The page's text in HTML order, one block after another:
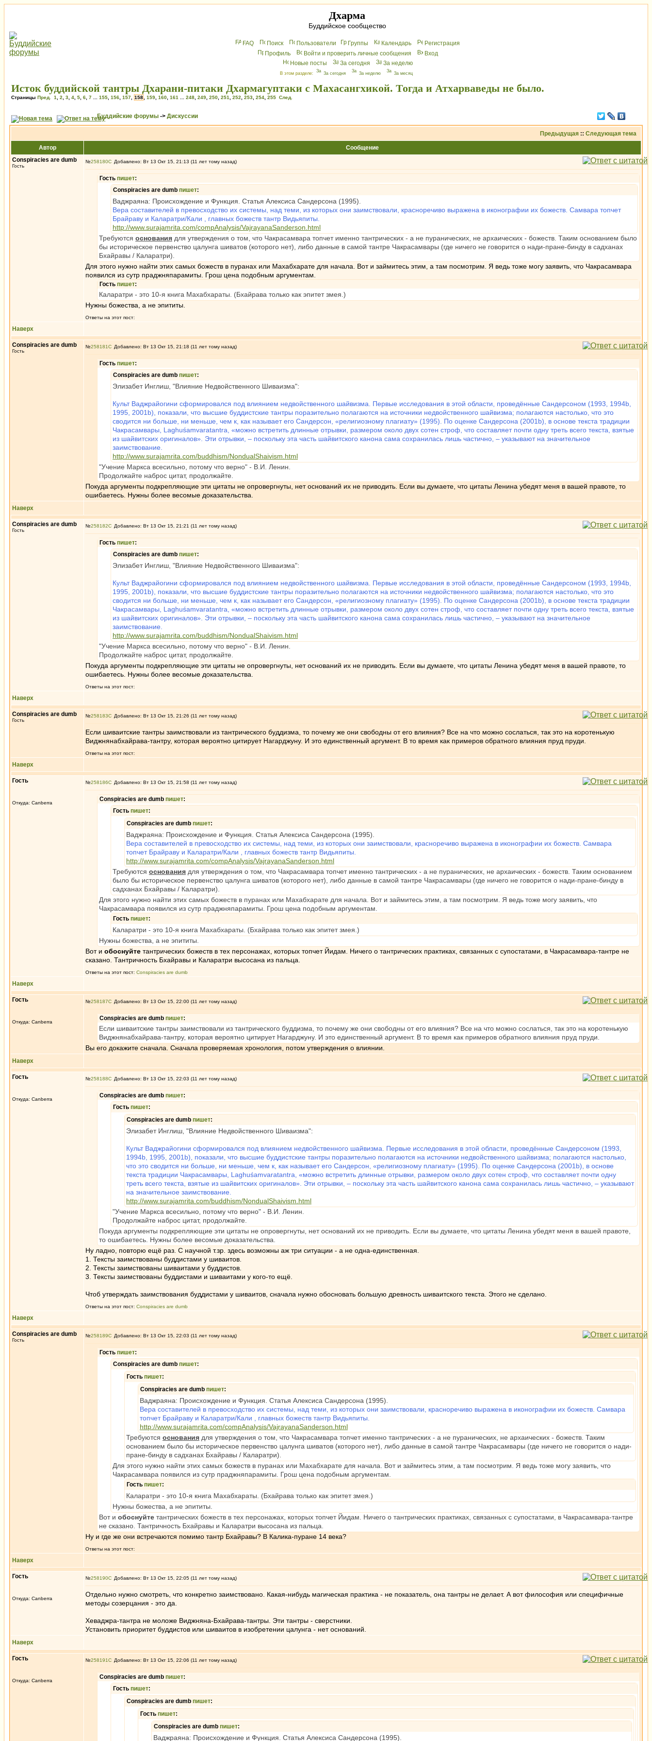
Дхарма
Буддийское сообщество
FAQ Поиск Пользователи Группы Календарь
Peгиcтрaция
Профиль
Войти и проверить личные сообщения
Вхoд
Новые посты
За сегодня За неделю
В этом разделе: За сегодня За неделю За месяц
Исток буддийской тантры Дхарани-питаки Дхармагуптаки с Махасангхикой. Тогда и Атхарваведы не было.
Страницы Пред. 1 2 3 4 5 6 7 155 156 157 158 159 160 161 248 249 250 251 252 253 254 255 След.
Буддийские форумы -> Дискуссии
Предыдущая :: Следующая тема
Автор
Сообщение
Conspiracies are dumb
Гость
№258180 Добавлено: Вт 13 Окт 15, 21:13 (11 лет тому назад)
Гость пишет:
Conspiracies are dumb пишет:
Ваджраяна: Происхождение и Функция. Статья Алексиса Сандерсона (1995).
Вера составителей в превосходство их системы, над теми, из которых они заимствовали, красноречиво выражена в иконографии их божеств. Самвара топчет
Брайраву и Каларатри/Кали , главныx божеств тантр Видьяпиты.
http://www.surajamrita.com/compAnalysis/VajrayanaSanderson.html
Требуются основания для утверждения о том, что Чакрасамвара топчет именно тантрических - а не пуранических, не архаических - божеств. Таким основанием было
бы историческое первенство цалунга шиватов (которого нет), либо данные в самой тантре Чакрасамвары (где ничего не говорится о нади-пране-бинду в садханах
Бхайравы / Каларатри).
Для этого нужно найти этих самых божеств в пуранах или Махабхарате для начала. Вот и займитесь этим, а там посмотрим. Я ведь тоже могу заявить, что Чакрасамвара
появился из сутр праджняпарамиты. Грош цена подобным аргументам.
Гость пишет:
Каларатри - это 10-я книга Махабхараты. (Бхайрава только как эпитет змея.)
Нужны божества, а не эпититы.
Ответы на этот пост:
Наверх
Conspiracies are dumb
Гость
№258181 Добавлено: Вт 13 Окт 15, 21:18 (11 лет тому назад)
Гость пишет:
Conspiracies are dumb пишет:
Элизабет Инглиш, "Влияние Недвойственного Шиваизма":
Культ Ваджрайогини сформировался под влиянием недвойственного шайвизма. Первые исследования в этой области, проведённые Сандерсоном (1993, 1994b,
1995, 2001b), показали, что высшие буддистские тантры поразительно полагаются на источники недвойственного шайвизма; полагаются настолько, что это
сводится ни больше, ни меньше, чем к, как называет его Сандерсон, «религиозному плагиату» (1995). По оценке Сандерсона (2001b), в основе текста традиции
Чакрасамвары, Laghuśamvaratantra, «можно встретить длинные отрывки, размером около двух сотен строф, что составляет почти одну треть всего текста, взятые
из шайвитских оригиналов». Эти отрывки, – поскольку эта часть шайвитского канона сама сохранилась лишь частично, – указывают на значительное
заимствование.
http://www.surajamrita.com/buddhism/NondualShaivism.html
"Учение Маркса всесильно, потому что верно" - В.И. Ленин.
Продолжайте наброс цитат, продолжайте.
Покуда аргументы подкрепляющие эти цитаты не опровергнуты, нет оснований их не приводить. Если вы думаете, что цитаты Ленина убедят меня в вашей правоте, то
ошибаетесь. Нужны более весомые доказательства.
Наверх
Conspiracies are dumb
Гость
№258182 Добавлено: Вт 13 Окт 15, 21:21 (11 лет тому назад)
Гость пишет:
Conspiracies are dumb пишет:
Элизабет Инглиш, "Влияние Недвойственного Шиваизма":
Культ Ваджрайогини сформировался под влиянием недвойственного шайвизма. Первые исследования в этой области, проведённые Сандерсоном (1993, 1994b,
1995, 2001b), показали, что высшие буддистские тантры поразительно полагаются на источники недвойственного шайвизма; полагаются настолько, что это
сводится ни больше, ни меньше, чем к, как называет его Сандерсон, «религиозному плагиату» (1995). По оценке Сандерсона (2001b), в основе текста традиции
Чакрасамвары, Laghuśamvaratantra, «можно встретить длинные отрывки, размером около двух сотен строф, что составляет почти одну треть всего текста, взятые
из шайвитских оригиналов». Эти отрывки, – поскольку эта часть шайвитского канона сама сохранилась лишь частично, – указывают на значительное
заимствование.
http://www.surajamrita.com/buddhism/NondualShaivism.html
"Учение Маркса всесильно, потому что верно" - В.И. Ленин.
Продолжайте наброс цитат, продолжайте.
Покуда аргументы подкрепляющие эти цитаты не опровергнуты, нет оснований их не приводить. Если вы думаете, что цитаты Ленина убедят меня в вашей правоте, то
ошибаетесь. Нужны более весомые доказательства.
Ответы на этот пост:
Наверх
Conspiracies are dumb
Гость
№258183 Добавлено: Вт 13 Окт 15, 21:26 (11 лет тому назад)
Если шиваитские тантры заимствовали из тантрического буддизма, то почему же они свободны от его влияния? Все на что можно сослаться, так это на коротенькую
Виджнянабхайрава-тантру, которая вероятно цитирует Нагарджуну. И это единственный аргумент. В то время как примеров обратного влияния пруд пруди.
Ответы на этот пост:
Наверх
Гость
Откуда: Canberra
№258186 Добавлено: Вт 13 Окт 15, 21:58 (11 лет тому назад)
Conspiracies are dumb пишет:
Гость пишет:
Conspiracies are dumb пишет:
Ваджраяна: Происхождение и Функция. Статья Алексиса Сандерсона (1995).
Вера составителей в превосходство их системы, над теми, из которых они заимствовали, красноречиво выражена в иконографии их божеств. Самвара
топчет Брайраву и Каларатри/Кали , главныx божеств тантр Видьяпиты.
http://www.surajamrita.com/compAnalysis/VajrayanaSanderson.html
Требуются основания для утверждения о том, что Чакрасамвара топчет именно тантрических - а не пуранических, не архаических - божеств. Таким основанием
было бы историческое первенство цалунга шиватов (которого нет), либо данные в самой тантре Чакрасамвары (где ничего не говорится о нади-пране-бинду в
садханах Бхайравы / Каларатри).
Для этого нужно найти этих самых божеств в пуранах или Махабхарате для начала. Вот и займитесь этим, а там посмотрим. Я ведь тоже могу заявить, что
Чакрасамвара появился из сутр праджняпарамиты. Грош цена подобным аргументам.
Гость пишет:
Каларатри - это 10-я книга Махабхараты. (Бхайрава только как эпитет змея.)
Нужны божества, а не эпититы.
Вот и обоснуйте тантрических божеств в тех персонажах, которых топчет Йидам. Ничего о тантрических практиках, связанных с супостатами, в Чакрасамвара-тантре не
сказано. Тантричность Бхайравы и Каларатри высосана из пальца.
Ответы на этот пост: Conspiracies are dumb
Наверх
Гость
Откуда: Canberra
№258187 Добавлено: Вт 13 Окт 15, 22:00 (11 лет тому назад)
Conspiracies are dumb пишет:
Если шиваитские тантры заимствовали из тантрического буддизма, то почему же они свободны от его влияния? Все на что можно сослаться, так это на коротенькую
Виджнянабхайрава-тантру, которая вероятно цитирует Нагарджуну. И это единственный аргумент. В то время как примеров обратного влияния пруд пруди.
Вы его докажите сначала. Сначала проверяемая хронология, потом утверждения о влиянии.
Наверх
Гость
Откуда: Canberra
№258188 Добавлено: Вт 13 Окт 15, 22:03 (11 лет тому назад)
Conspiracies are dumb пишет:
Гость пишет:
Conspiracies are dumb пишет:
Элизабет Инглиш, "Влияние Недвойственного Шиваизма":
Культ Ваджрайогини сформировался под влиянием недвойственного шайвизма. Первые исследования в этой области, проведённые Сандерсоном (1993,
1994b, 1995, 2001b), показали, что высшие буддистские тантры поразительно полагаются на источники недвойственного шайвизма; полагаются настолько,
что это сводится ни больше, ни меньше, чем к, как называет его Сандерсон, «религиозному плагиату» (1995). По оценке Сандерсона (2001b), в основе
текста традиции Чакрасамвары, Laghuśamvaratantra, «можно встретить длинные отрывки, размером около двух сотен строф, что составляет почти одну
треть всего текста, взятые из шайвитских оригиналов». Эти отрывки, – поскольку эта часть шайвитского канона сама сохранилась лишь частично, – указывают
на значительное заимствование.
http://www.surajamrita.com/buddhism/NondualShaivism.html
"Учение Маркса всесильно, потому что верно" - В.И. Ленин.
Продолжайте наброс цитат, продолжайте.
Покуда аргументы подкрепляющие эти цитаты не опровергнуты, нет оснований их не приводить. Если вы думаете, что цитаты Ленина убедят меня в вашей правоте,
то ошибаетесь. Нужны более весомые доказательства.
Ну ладно, повторю ещё раз. С научной т.зр. здесь возможны аж три ситуации - а не одна-единственная.
1. Тексты заимствованы буддистами у шиваитов.
2. Тексты заимствованы шиваитами у буддистов.
3. Тексты заимствованы буддистами и шиваитами у кого-то ещё.
Чтоб утверждать заимствования буддистами у шиваитов, сначала нужно обосновать большую древность шиваитского текста. Этого не сделано.
Ответы на этот пост: Conspiracies are dumb
Наверх
Conspiracies are dumb
Гость
№258189 Добавлено: Вт 13 Окт 15, 22:03 (11 лет тому назад)
Гость пишет:
Conspiracies are dumb пишет:
Гость пишет:
Conspiracies are dumb пишет:
Ваджраяна: Происхождение и Функция. Статья Алексиса Сандерсона (1995).
Вера составителей в превосходство их системы, над теми, из которых они заимствовали, красноречиво выражена в иконографии их божеств. Самвара
топчет Брайраву и Каларатри/Кали , главныx божеств тантр Видьяпиты.
http://www.surajamrita.com/compAnalysis/VajrayanaSanderson.html
Требуются основания для утверждения о том, что Чакрасамвара топчет именно тантрических - а не пуранических, не архаических - божеств. Таким
основанием было бы историческое первенство цалунга шиватов (которого нет), либо данные в самой тантре Чакрасамвары (где ничего не говорится о нади-
пране-бинду в садханах Бхайравы / Каларатри).
Для этого нужно найти этих самых божеств в пуранах или Махабхарате для начала. Вот и займитесь этим, а там посмотрим. Я ведь тоже могу заявить, что
Чакрасамвара появился из сутр праджняпарамиты. Грош цена подобным аргументам.
Гость пишет:
Каларатри - это 10-я книга Махабхараты. (Бхайрава только как эпитет змея.)
Нужны божества, а не эпититы.
Вот и обоснуйте тантрических божеств в тех персонажах, которых топчет Йидам. Ничего о тантрических практиках, связанных с супостатами, в Чакрасамвара-тантре
не сказано. Тантричность Бхайравы и Каларатри высосана из пальца.
Ну и где же они встречаются помимо тантр Бхайравы? В Калика-пуране 14 века?
Ответы на этот пост:
Наверх
Гость
Откуда: Canberra
№258190 Добавлено: Вт 13 Окт 15, 22:05 (11 лет тому назад)
Отдельно нужно смотреть, что конкретно заимствовано. Какая-нибудь магическая практика - не показатель, она тантры не делает. А вот философия или специфичные
методы созерцания - это да.
Хеваджра-тантра не моложе Виджняна-Бхайрава-тантры. Эти тантры - сверстники.
Установить приоритет буддистов или шиваитов в изобретении цалунга - нет оснований.
Наверх
Гость
Откуда: Canberra
№258191 Добавлено: Вт 13 Окт 15, 22:06 (11 лет тому назад)
Conspiracies are dumb пишет:
Гость пишет:
Conspiracies are dumb пишет:
Гость пишет:
Conspiracies are dumb пишет:
Ваджраяна: Происхождение и Функция. Статья Алексиса Сандерсона (1995).